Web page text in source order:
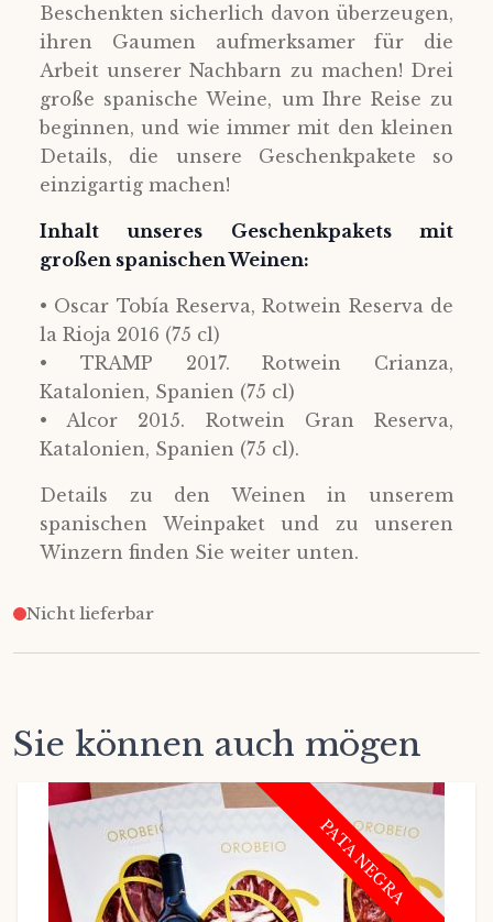
Beschenkten sicherlich davon überzeugen,
ihren Gaumen aufmerksamer für die
Arbeit unserer Nachbarn zu machen! Drei
große spanische Weine, um Ihre Reise zu
beginnen, und wie immer mit den kleinen
Details, die unsere Geschenkpakete so
einzigartig machen!
Inhalt unseres Geschenkpakets mit
großen spanischen Weinen:
• Oscar Tobía Reserva, Rotwein Reserva de
la Rioja 2016 (75 cl)
• TRAMP 2017. Rotwein Crianza,
Katalonien, Spanien (75 cl)
• Alcor 2015. Rotwein Gran Reserva,
Katalonien, Spanien (75 cl).
Details zu den Weinen in unserem
spanischen Weinpaket und zu unseren
Winzern finden Sie weiter unten.
Nicht lieferbar
Sie können auch mögen
PATA NEGRA